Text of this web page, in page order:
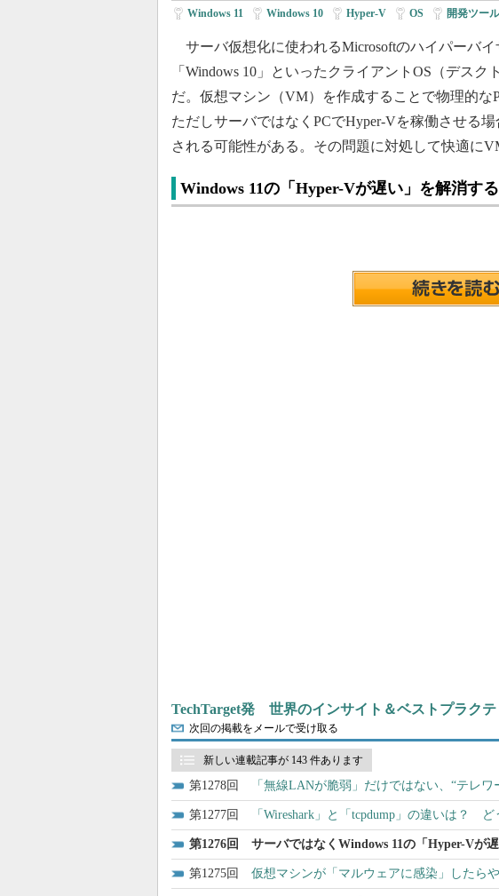
Windows 11 Windows 10 Hyper-V OS 開発ツール
サーバ仮想化に使われるMicrosoftのハイパーバイ
「Windows 10」といったクライアントOS（デス
だ。仮想マシン（VM）を作成することで物理的な
ただしサーバではなくPCでHyper-Vを稼働させる
される可能性がある。その問題に対処して快適に
Windows 11の「Hyper-Vが遅い」を解消す
TechTarget発 世界のインサイト＆ベストプラクテ
次回の掲載をメールで受け取る
新しい連載記事が 143 件あります
1278 「無線LANが脆弱」だけではない、“テレ
1277 「Wireshark」と「tcpdump」の違いは？ ど
1276 サーバではなくWindows 11の「Hyper-Vが
1275 仮想マシンが「マルウェアに感染」したら